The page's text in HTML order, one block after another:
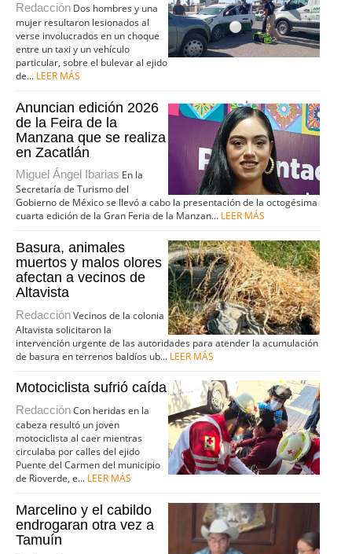
Redacción Dos hombres y una
mujer resultaron lesionados al
verse involucrados en un choque
entre un taxi y un vehículo
particular, sobre el bulevar al ejido
de... LEER MÁS
Anuncian edición 2026
de la Feira de la
Manzana que se realiza
en Zacatlán
Miguel Ángel Ibarias En la
Secretaría de Turismo del
Gobierno de México se llevó a cabo la presentación de la octogésima
cuarta edición de la Gran Feria de la Manzan... LEER MÁS
Basura, animales
muertos y malos olores
afectan a vecinos de
Altavista
RedacciónVecinos de la colonia
Altavista solicitaron la
intervención urgente de las autoridades para atender la acumulación
de basura en terrenos baldíos ub... LEER MÁS
Motociclista sufrió caída
RedacciónCon heridas en la
cabeza resultó un joven
motociclista al caer mientras
circulaba por calles del ejido
Puente del Carmen del municipio
de Rioverde, e... LEER MÁS
Marcelino y el cabildo
endrogaran otra vez a
Tamuín